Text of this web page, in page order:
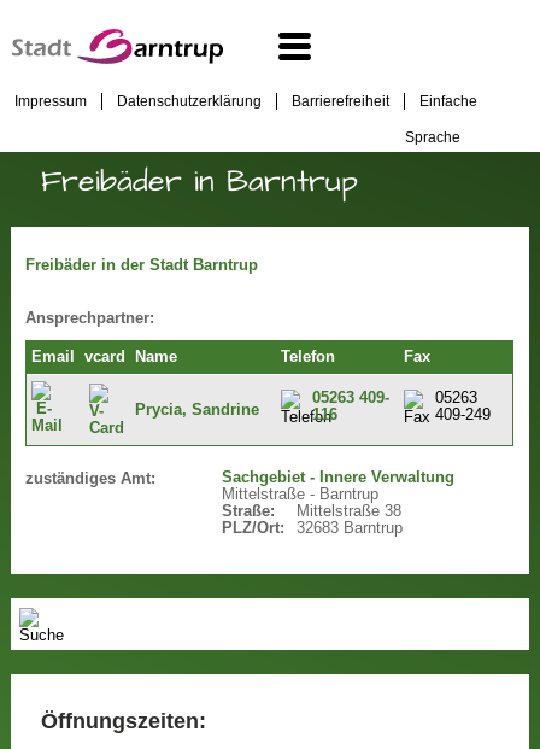
Impressum Datenschutzerklärung Barrierefreiheit Einfache
Sprache
Freibäder in Barntrup
Freibäder in der Stadt Barntrup
Ansprechpartner:
Email vcard Name Telefon Fax
Prycia, Sandrine
05263 409-
116
05263
409-249
zuständiges Amt:
Sachgebiet - Innere Verwaltung
Mittelstraße - Barntrup
Straße:
Mittelstraße 38
PLZ/Ort:
32683 Barntrup
Öffnungszeiten: